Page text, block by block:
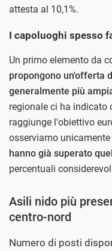
attesta al 10,1%.
I capoluoghi spesso
Un primo elemento da
propongono un'offerta
generalmente più
regionale ci ha indicato
raggiunge l'obiettivo
osserviamo
hanno già superato
percentuali
Asili nido più
centro-nord
Numero di posti